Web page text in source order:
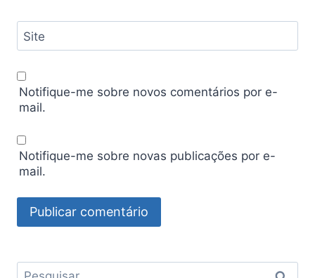
Site
Notifique-me sobre novos comentários por e-
mail.
Notifique-me sobre novas publicações por e-
mail.
Pesquisar